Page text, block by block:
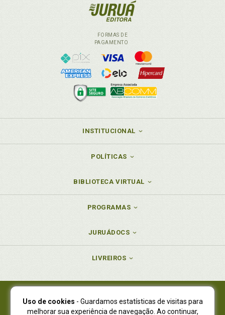
FORMAS DE
PAGAMENTO
INSTITUCIONAL
POLÍTICAS
BIBLIOTECA VIRTUAL
PROGRAMAS
JURUÁDOCS
LIVREIROS
Juruá Editora Ltda., CNPJ 77.535.508/0001-19
Uso de cookies - Guardamos estatísticas de visitas para
melhorar sua experiência de navegação. Ao continuar,